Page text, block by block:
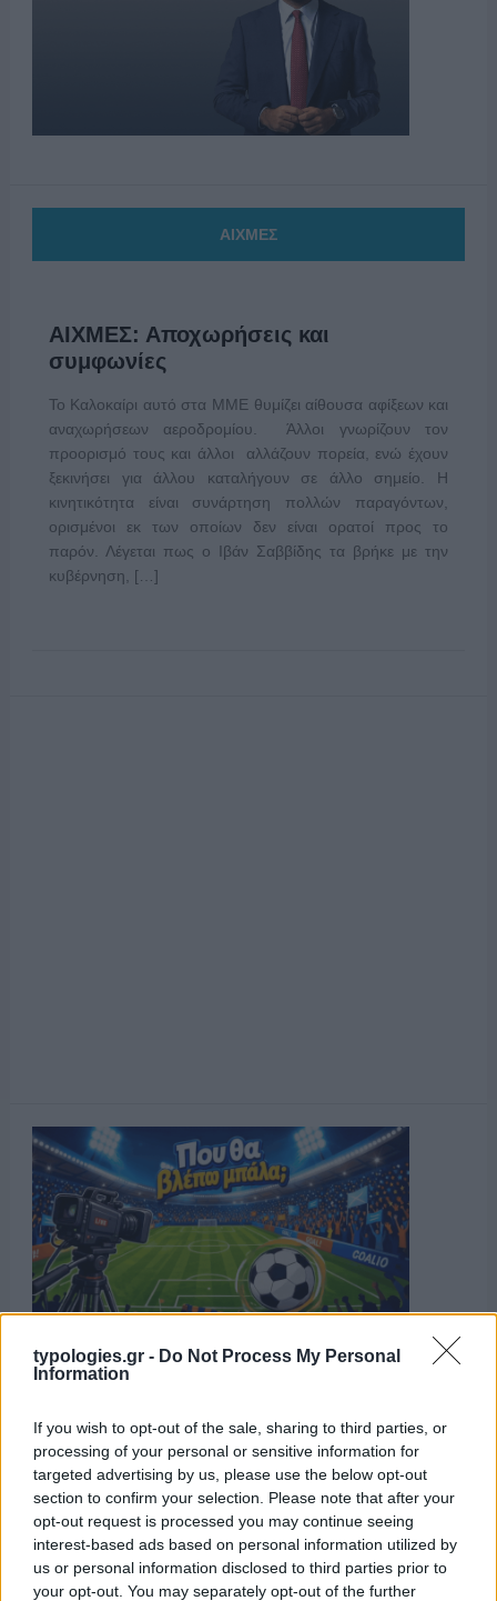
typologies.gr - Do Not Process My Personal
Information
If you wish to opt-out of the sale, sharing to third parties, or
processing of your personal or sensitive information for
targeted advertising by us, please use the below opt-out
section to confirm your selection. Please note that after your
opt-out request is processed you may continue seeing
interest-based ads based on personal information utilized by
us or personal information disclosed to third parties prior to
your opt-out. You may separately opt-out of the further
ΑΙΧΜΕΣ
ΑΙΧΜΕΣ: Αποχωρήσεις και
συμφωνίες
Το Καλοκαίρι αυτό στα ΜΜΕ θυμίζει αίθουσα αφίξεων και
αναχωρήσεων αεροδρομίου. Άλλοι γνωρίζουν τον
προορισμό τους και άλλοι αλλάζουν πορεία, ενώ έχουν
ξεκινήσει για άλλου καταλήγουν σε άλλο σημείο. Η
κινητικότητα είναι συνάρτηση πολλών παραγόντων,
ορισμένοι εκ των οποίων δεν είναι ορατοί προς το
παρόν. Λέγεται πως ο Ιβάν Σαββίδης τα βρήκε με την
κυβέρνηση, […]